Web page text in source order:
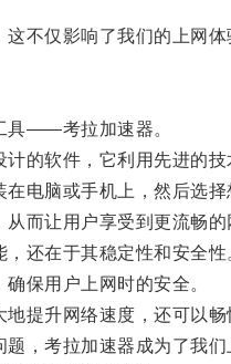
仅影响了我们的上网体
——考拉加速器。
软件，它利用先进的技
脑或手机上，然后选择
让用户享受到更流畅的
还在于其稳定性和安全性
保用户上网时的安全。
升网络速度，还可以畅
考拉加速器成为了我们